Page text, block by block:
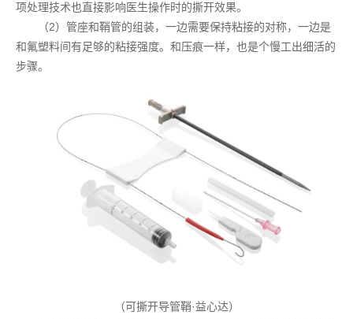
项处理技术也直接影响医生操作时的撕开效果。
（2）管座和鞘管的组装，一边需要保持粘接的对称，一边是
和氟塑料间有足够的粘接强度。和压痕一样，也是个慢工出细活的
步骤。
（可撕开导管鞘·益心达）